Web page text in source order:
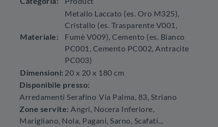
Materiale:
Metallo Laccato (es. Oro M325),
Cristallo (es. Trasparente V001,
Fumè V009), Cemento (es. Bianco
PC001, Cemento PC002, Antracite
PC003)
Dimensioni: 20 x 20 x 180 cm
Disponibile presso:
Arredamenti Serafino Via Palma, 83, Striano
Zone servite: Angri, Nocera Inferiore,
Marigliano, Nola, Pagani, Sarno, Scafati...